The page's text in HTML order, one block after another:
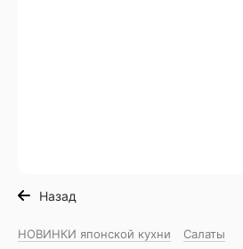
Назад
НОВИНКИ японской кухни
Салаты